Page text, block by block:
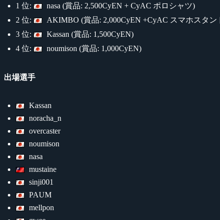
1 位:
nasa (賞品: 2,500CyEN + CyAC ポロシャツ)
2 位:
AKIMBO (賞品: 2,000CyEN +CyAC スマホスタン
3 位:
Kassan (賞品: 1,500CyEN)
4 位:
noumison (賞品: 1,000CyEN)
出場選手
Kassan
noracha_n
overcaster
noumison
nasa
mustaine
sinji001
PAUM
mellpon